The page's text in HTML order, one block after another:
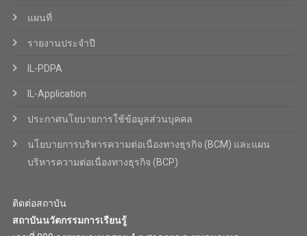
แผนที่
รายงานประจำปี
IL-PDPA
IL-Application
ประกาศนโยบายการใช้ข้อมูลส่วนบุคคล
นโยบายการบริหารความต่อเนื่องทางธุรกิจ (BCM) และแผน
บริหารความต่อเนื่องทางธุรกิจ (BCP)
ติดต่อสถาบัน
สถาบันนวัตกรรมการเรียนรู้